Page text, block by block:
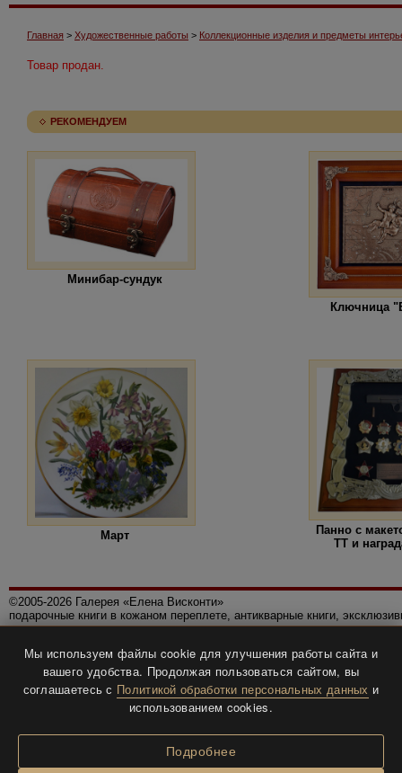
Главная > Художественные работы > Коллекционные изделия и предметы
Товар продан.
РЕКОМЕНДУЕМ
Минибар-сундук
Ключница
Март
Панно с
ТТ и
©2005-2026 Галерея «Елена Висконти»
подарочные книги в кожаном переплете, антикварные книги,
Политика конфиденциальности
Все права защищены.
Разработка и дизайнBTV-info.
Мы используем файлы cookie для улучшения работы сайта и
вашего удобства. Продолжая пользоваться сайтом, вы
соглашаетесь с Политикой обработки персональных данных и
использованием cookies.
Подробнее